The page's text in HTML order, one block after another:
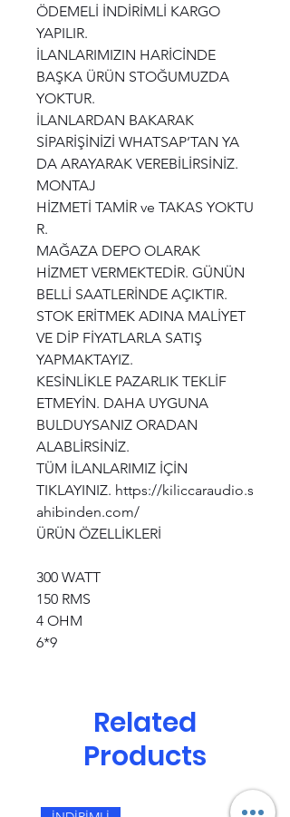
ÖDEMELİ İNDİRİMLİ KARGO
YAPILIR.
İLANLARIMIZIN HARİCİNDE
BAŞKA ÜRÜN STOĞUMUZDA
YOKTUR.
İLANLARDAN BAKARAK
SİPARİŞİNİZİ WHATSAP’TAN YA
DA ARAYARAK VEREBİLİRSİNİZ.
MONTAJ
HİZMETİ TAMİR ve TAKAS YOKTU
R.
MAĞAZA DEPO OLARAK
HİZMET VERMEKTEDİR. GÜNÜN
BELLİ SAATLERİNDE AÇIKTIR.
STOK ERİTMEK ADINA MALİYET
VE DİP FİYATLARLA SATIŞ
YAPMAKTAYIZ.
KESİNLİKLE PAZARLIK TEKLİF
ETMEYİN. DAHA UYGUNA
BULDUYSANIZ ORADAN
ALABLİRSİNİZ.
TÜM İLANLARIMIZ İÇİN
TIKLAYINIZ. https://kiliccaraudio.s
ahibinden.com/
ÜRÜN ÖZELLİKLERİ
300 WATT
150 RMS
4 OHM
6*9
Related
Products